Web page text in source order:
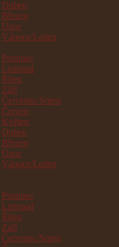
Duben
Březen
Únor
Vánoce/Leden
Prosinec
Listopad
Říjen
Září
Červenec/Srpen
Červen
Květen
Duben
Březen
Únor
Vánoce/Leden
Prosinec
Listopad
Říjen
Září
Červenec/Srpen